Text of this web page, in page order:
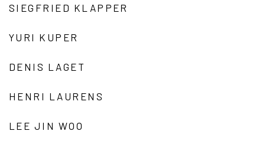
SIEGFRIED KLAPPER
YURI KUPER
DENIS LAGET
HENRI LAURENS
LEE JIN WOO